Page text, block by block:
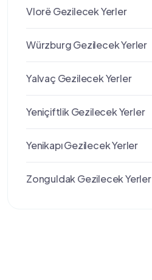
Vlorë Gezilecek Yerler
Würzburg Gezilecek Yerler
Yalvaç Gezilecek Yerler
Yeniçiftlik Gezilecek Yerler
Yenikapı Gezilecek Yerler
Zonguldak Gezilecek Yerler